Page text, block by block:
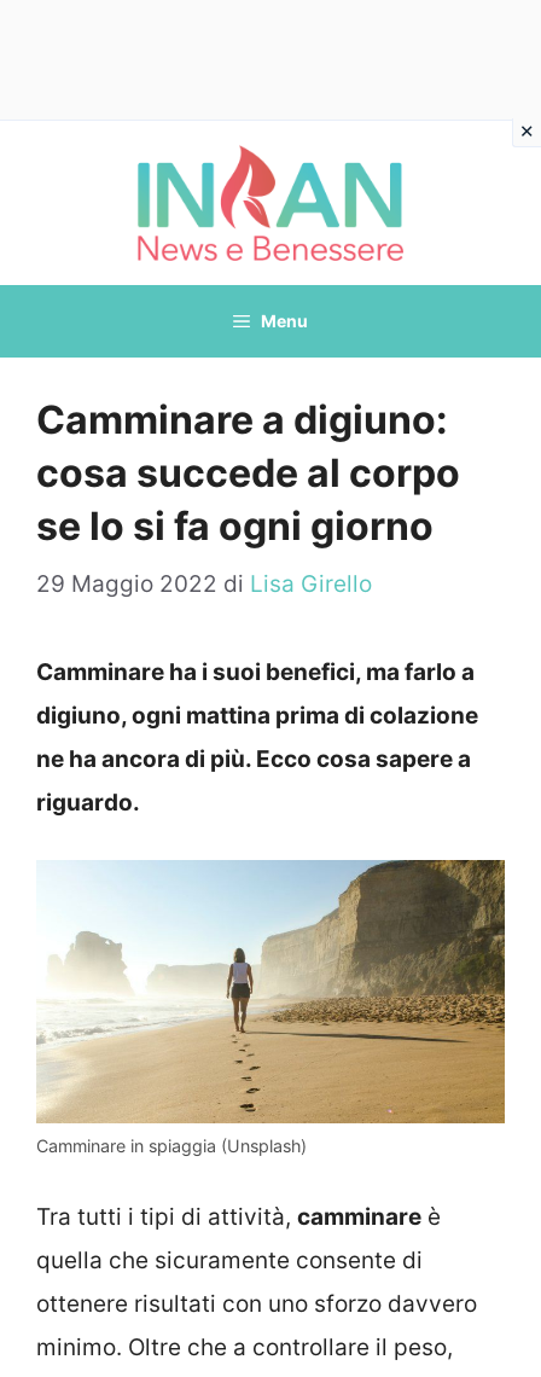
Menu
Camminare a digiuno:
cosa succede al corpo
se lo si fa ogni giorno
29 Maggio 2022 di Lisa Girello
Camminare ha i suoi benefici, ma farlo a
digiuno, ogni mattina prima di colazione
ne ha ancora di più. Ecco cosa sapere a
riguardo.
Camminare in spiaggia (Unsplash)
Tra tutti i tipi di attività, camminare è
quella che sicuramente consente di
ottenere risultati con uno sforzo davvero
minimo. Oltre che a controllare il peso,